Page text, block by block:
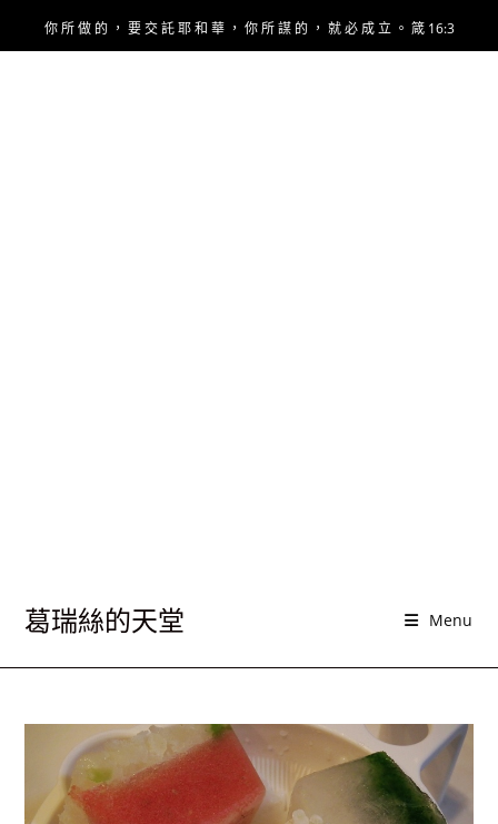
你 所 做 的 ， 要 交 託 耶 和 華 ， 你 所 謀 的 ， 就 必 成 立 。 箴 16:3
葛瑞絲的天堂 Menu